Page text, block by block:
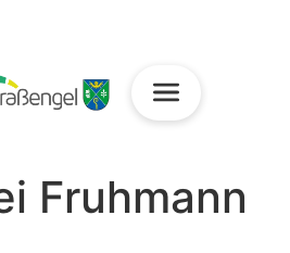
Fruhmann